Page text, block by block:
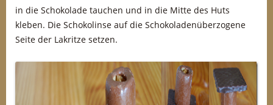
in die Schokolade tauchen und in die Mitte des Huts
kleben. Die Schokolinse auf die Schokoladenüberzogene
Seite der Lakritze setzen.